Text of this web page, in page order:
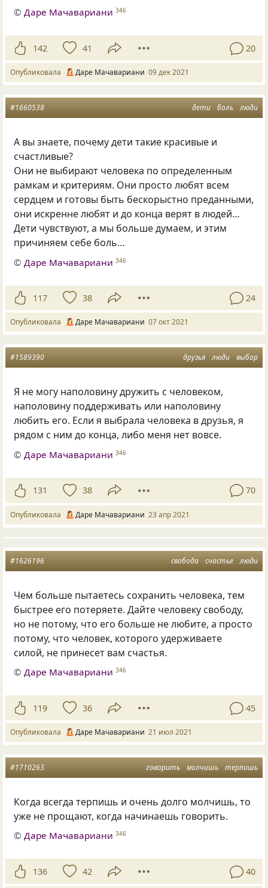
©Даре Мачавариани 346
142 41 20
Опубликовала Даре Мачавариани 09 дек 2021
дети боль люди
#1660538
А вы знаете, почему дети такие красивые и
счастливые?
Они не выбирают человека по определенным
рамкам и критериям. Они просто любят всем
сердцем и готовы быть бескорыстно преданными,
они искренне любят и до конца верят в людей…
Дети чувствуют, а мы больше думаем, и этим
причиняем себе боль…
© Даре Мачавариани 346
117 38 24
Опубликовала Даре Мачавариани 07 окт 2021
друзья люди выбор
#1589390
Я не могу наполовину дружить с человеком,
наполовину поддерживать или наполовину
любить его. Если я выбрала человека в друзья, я
рядом с ним до конца, либо меня нет вовсе.
© Даре Мачавариани 346
131 38 70
Опубликовала Даре Мачавариани 23 апр 2021
свобода счастье люди
#1626196
Чем больше пытаетесь сохранить человека, тем
быстрее его потеряете. Дайте человеку свободу,
но не потому, что его больше не любите, а просто
потому, что человек, которого удерживаете
силой, не принесет вам счастья.
©Даре Мачавариани 346
119 36 45
Опубликовала Даре Мачавариани 21 июл 2021
говорить молчишь терпишь
#1710263
Когда всегда терпишь и очень долго молчишь, то
уже не прощают, когда начинаешь говорить.
©Даре Мачавариани 346
136 42 40